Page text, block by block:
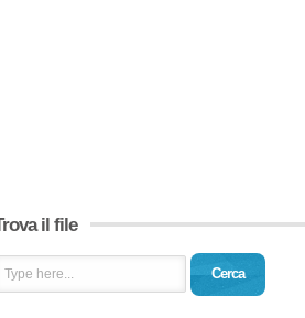
il file
Cerca